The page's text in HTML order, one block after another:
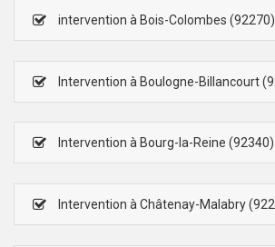
intervention à Bois-Colombes (92270)
Intervention à Boulogne-Billancourt
Intervention à Bourg-la-Reine (92340)
Intervention à Châtenay-Malabry